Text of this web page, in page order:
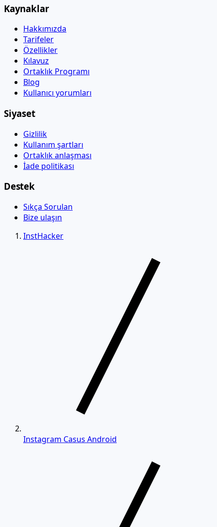
Kaynaklar
Hakkımızda
Tarifeler
Özellikler
Kılavuz
Ortaklık Programı
Blog
Kullanıcı yorumları
Siyaset
Gizlilik
Kullanım şartları
Ortaklık anlaşması
İade politikası
Destek
Sıkça Sorulan
Bize ulaşın
InstHacker
Instagram Casus Android